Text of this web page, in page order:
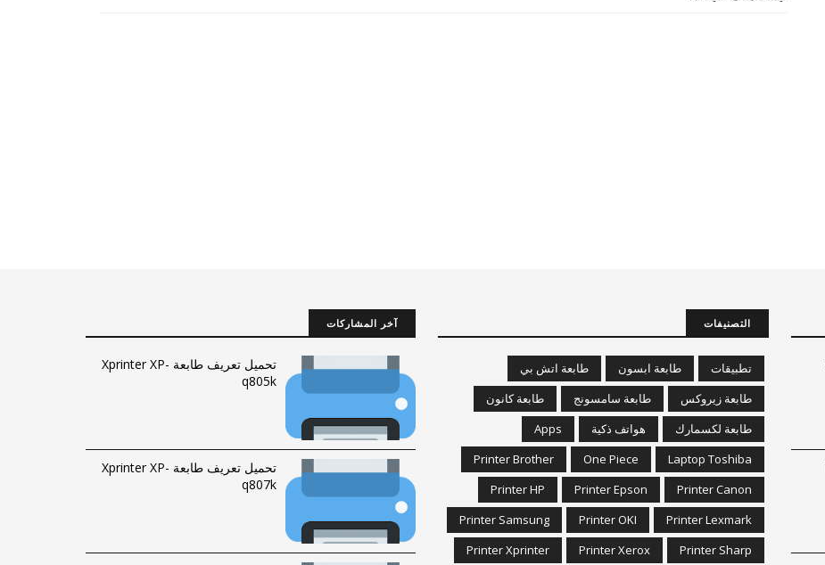
التصنيفات
تطبيقات طابعة ابسون
طابعة اتش بي
طابعة زيروكس
طابعة سامسونج
طابعة كانون
طابعة لكسمارك
هواتف ذكية
Apps
Laptop Toshiba
One Piece
Printer Brother
Printer Canon
Printer Epson
Printer HP
Printer Lexmark
Printer OKI
Printer Samsung
Printer Sharp
Printer Xerox
Printer Xprinter
آخر المشاركات
تحميل تعريف طابعة Xprinter XP-
q805k
تحميل تعريف طابعة Xprinter XP-
q807k